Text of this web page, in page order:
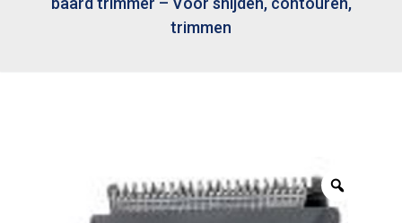
trimmen